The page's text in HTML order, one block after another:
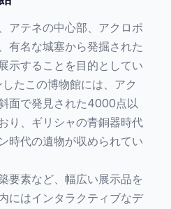
アテネの中心部、アクロポ
有名な城塞から発掘された
示することを目的としてい
たこの博物館には、アク
面で発見された4000点以
り、ギリシャの青銅器時代
時代の遺物が収められてい
要素など、幅広い展示品を
にはインタラクティブなデ